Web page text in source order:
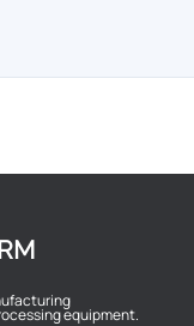
equipment.